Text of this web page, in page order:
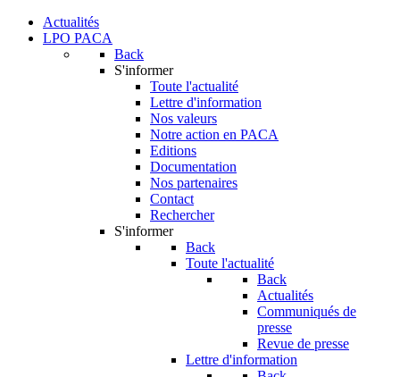
Actualités
LPO PACA
Back
S'informer
Toute l'actualité
Lettre d'information
Nos valeurs
Notre action en PACA
Editions
Documentation
Nos partenaires
Contact
Rechercher
S'informer
Back
Toute l'actualité
Back
Actualités
Communiqués de
presse
Revue de presse
Lettre d'information